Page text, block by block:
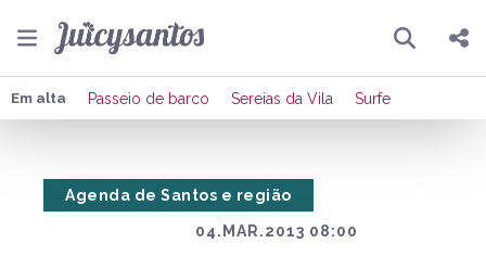
Pesquisar
Compartilhar
Em alta Passeio de barco Sereias da Vila Surfe
04.MAR.2013 08:00
Agenda de Santos e região